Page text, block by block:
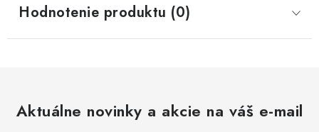
Hodnotenie produktu (0)
Aktuálne novinky a akcie na váš e-mail